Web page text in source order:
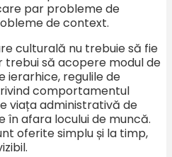
par probleme de
de context.
culturală nu trebuie să fie
trebui să acopere modul de
ierarhice, regulile de
comportamentul
viața administrativă de
în afara locului de muncă.
oferite simplu și la timp,